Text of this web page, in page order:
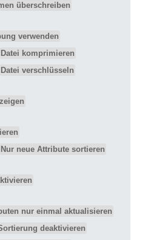
überschreiben
verwenden
Datei komprimieren
Datei verschlüsseln
Nur neue Attribute sortieren
nur einmal aktualisieren
deaktivieren